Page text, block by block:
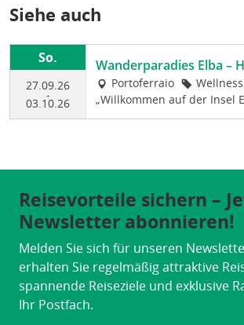
Siehe auch
So.
27.09.26
-
03.10.26
Wanderparadies Elba –
r
Portoferraio
en
„Willkommen auf der Insel
es für Wanderfreunde!
den schönsten
spunkten, vorbei an
d historischen Stätten.
uläre Panoramen, die Nähe
ie italienische Lebensart!
Reisevorteile sichern –
Newsletter abonnieren!
Melden Sie sich für unseren
erhalten Sie regelmäßig attraktive
spannende Reiseziele und exklusive
Ihr Postfach.